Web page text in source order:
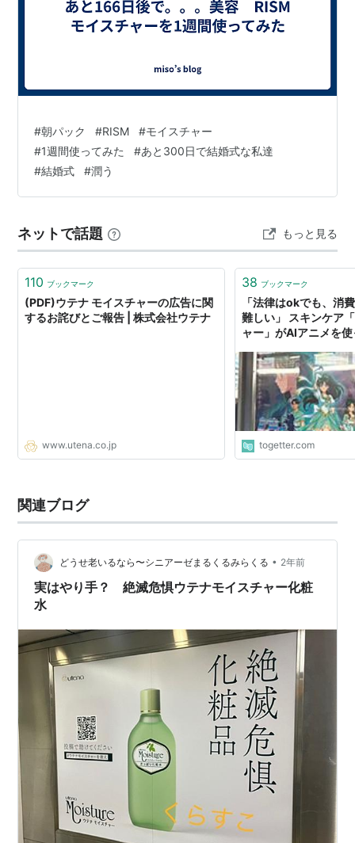
#朝パック #RISM #モイスチャー
#1週間使ってみた #あと300日で結婚式な私達
#結婚式 #潤う
ネットで話題 もっと見る
110 ブックマーク
(PDF)ウテナ モイスチャーの広告に関
するお詫びとご報告 | 株式会社ウテナ
www.utena.co.jp
38 ブックマーク
「法律はokでも、消
難しい」 スキンケア
ャー」がAIアニメを
判が相次ぐ
togetter.com
関連ブログ
どうせ老いるなら〜シニアーゼまるくるみらくる • 2年前
実はやり手？ 絶滅危惧ウテナモイスチャー化粧
水